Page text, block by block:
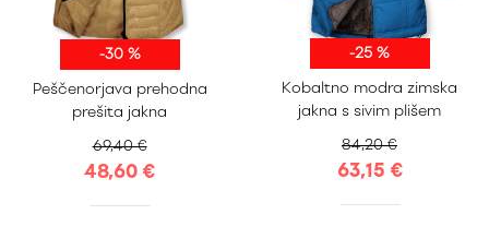
-30 %
Peščenorjava prehodna
prešita jakna
69,40 €
48,60 €
S M L
XL
XXL
-25 %
Kobaltno modra zimska
jakna s sivim plišem
84,20 €
63,15 €
S M L
XL
XXL